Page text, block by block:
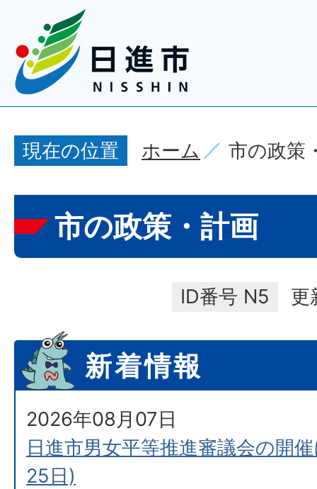
現在の位置 ホーム 市の政策
市の政策・計画
ID番号 N5 更
新着情報
2026年08月07日
日進市男女平等推進審議会の開
25日)